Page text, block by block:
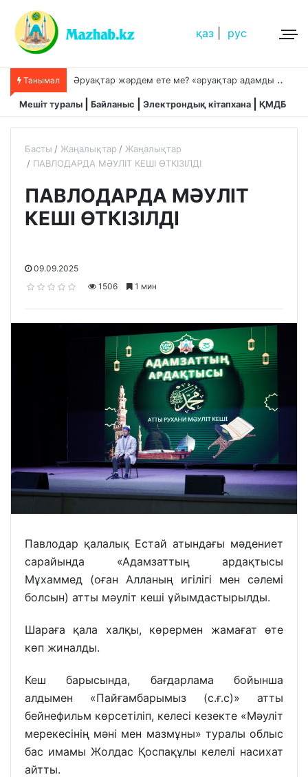
қаз рус
Танымал Ә
руақтар жәрдем ете ме? «әруақтар адамды қорғап жүреді»,-дейді сол рас па?
Мешіт туралы Байланыс Электрондық кітапхана ҚМДБ
Басты Жаңалықтар
Жаңалықтар
ПАВЛОДАРДА МӘУЛІТ КЕШІ ӨТКІЗІЛДІ
ПАВЛОДАРДА МӘУЛІТ
КЕШІ ӨТКІЗІЛДІ
09.09.2025
1506
1 мин
Павлодар қалалық Естай атындағы мәдениет
сарайында «Адамзаттың ардақтысы
Мұхаммед (оған Алланың игілігі мен сәлемі
болсын) атты мәуліт кеші ұйымдастырылды.
Шараға қала халқы, көрермен жамағат өте
көп жиналды.
Кеш барысында, бағдарлама бойынша
алдымен «Пайғамбарымыз (с.ғ.с)» атты
бейнефильм көрсетіліп, келесі кезекте «Мәуліт
мерекесінің мәні мен мазмұны» туралы облыс
бас имамы Жолдас Қоспақұлы келелі насихат
айтты.